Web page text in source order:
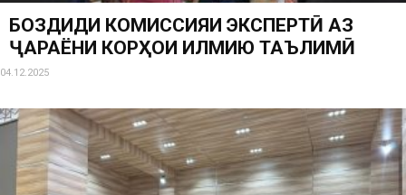
БОЗДИДИ КОМИССИЯИ ЭКСПЕРТӢ АЗ
ҶАРАЁНИ КОРҲОИ ИЛМИЮ ТАЪЛИМӢ
04.12.2025